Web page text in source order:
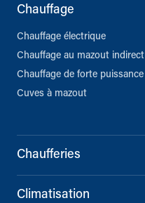
Chauffage
Chauffage électrique
Chauffage au mazout indirect
Chauffage de forte puissance
Cuves à mazout
Chaufferies
Climatisation